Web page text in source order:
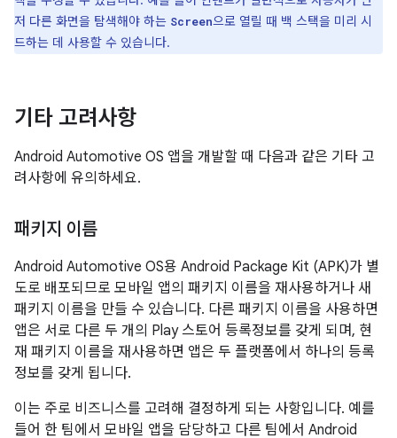
저 다른 화면을 탐색해야 하는 Screen으로 열릴 때 백 스택을 미리 시
드하는 데 사용할 수 있습니다.
기타 고려사항
Android Automotive OS 앱을 개발할 때 다음과 같은 기타 고
려사항에 유의하세요.
패키지 이름
Android Automotive OS용 Android Package Kit (APK)가 별
도로 배포되므로 모바일 앱의 패키지 이름을 재사용하거나 새
패키지 이름을 만들 수 있습니다. 다른 패키지 이름을 사용하면
앱은 서로 다른 두 개의 Play 스토어 등록정보를 갖게 되며, 현
재 패키지 이름을 재사용하면 앱은 두 플랫폼에서 하나의 등록
정보를 갖게 됩니다.
이는 주로 비즈니스를 고려해 결정하게 되는 사항입니다. 예를
들어 한 팀에서 모바일 앱을 담당하고 다른 팀에서 Android